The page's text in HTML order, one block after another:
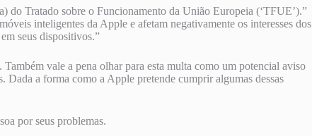
do Tratado sobre o Funcionamento da União Europeia (‘TFUE’).”
inteligentes da Apple e afetam negativamente os interesses dos
seus dispositivos.”
vale a pena olhar para esta multa como um potencial aviso
a forma como a Apple pretende cumprir algumas dessas
por seus problemas.